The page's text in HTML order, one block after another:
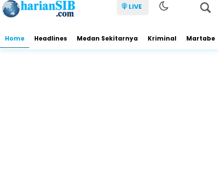
LIVE
Home Headlines Medan Sekitarnya Kriminal Martabe